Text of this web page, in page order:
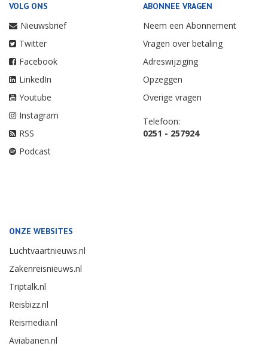
VOLG ONS
Nieuwsbrief
Twitter
Facebook
LinkedIn
Youtube
Instagram
RSS
Podcast
ABONNEE VRAGEN
Neem een Abonnement
Vragen over betaling
Adreswijziging
Opzeggen
Overige vragen
Telefoon:
0251 - 257924
ONZE WEBSITES
Luchtvaartnieuws.nl
Zakenreisnieuws.nl
Triptalk.nl
Reisbizz.nl
Reismedia.nl
Aviabanen.nl